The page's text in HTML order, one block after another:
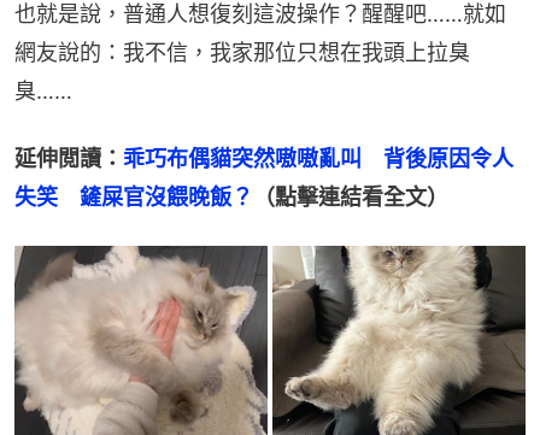
也就是說，普通人想復刻這波操作？醒醒吧……就如
網友說的：我不信，我家那位只想在我頭上拉臭
臭……
延伸閲讀： 乖巧布偶貓突然嗷嗷亂叫　背後原因令人
失笑　鏟屎官沒餵晚飯？
（點擊連結看全文）